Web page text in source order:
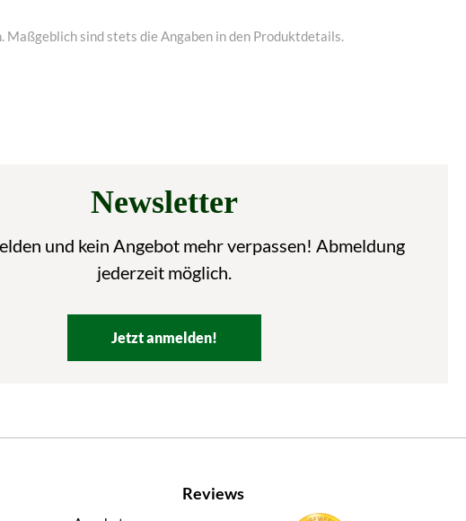
sind stets die Angaben in den Produktdetails.
Newsletter
und kein Angebot mehr verpassen! Abmeldung
jederzeit möglich.
Jetzt anmelden!
Reviews